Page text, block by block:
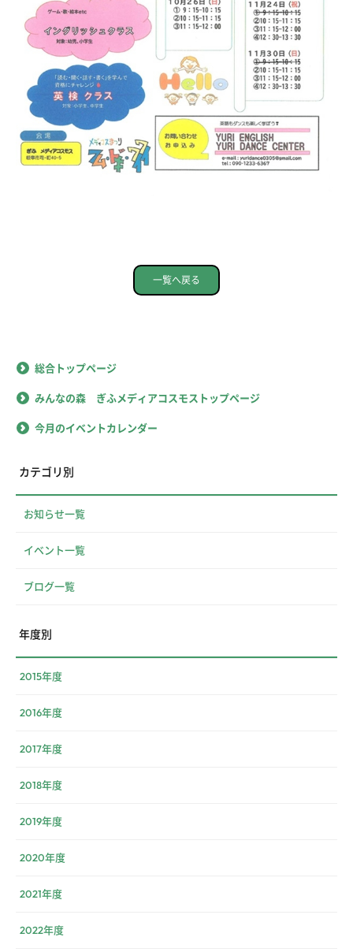
一覧へ戻る
総合トップページ
みんなの森 ぎふメディアコスモストップページ
今月のイベントカレンダー
カテゴリ別
お知らせ一覧
イベント一覧
ブログ一覧
年度別
2015年度
2016年度
2017年度
2018年度
2019年度
2020年度
2021年度
2022年度